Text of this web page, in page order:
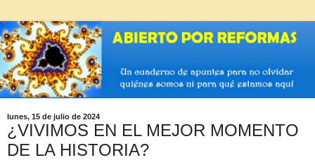
lunes, 15 de julio de 2024
¿VIVIMOS EN EL MEJOR MOMENTO
DE LA HISTORIA?